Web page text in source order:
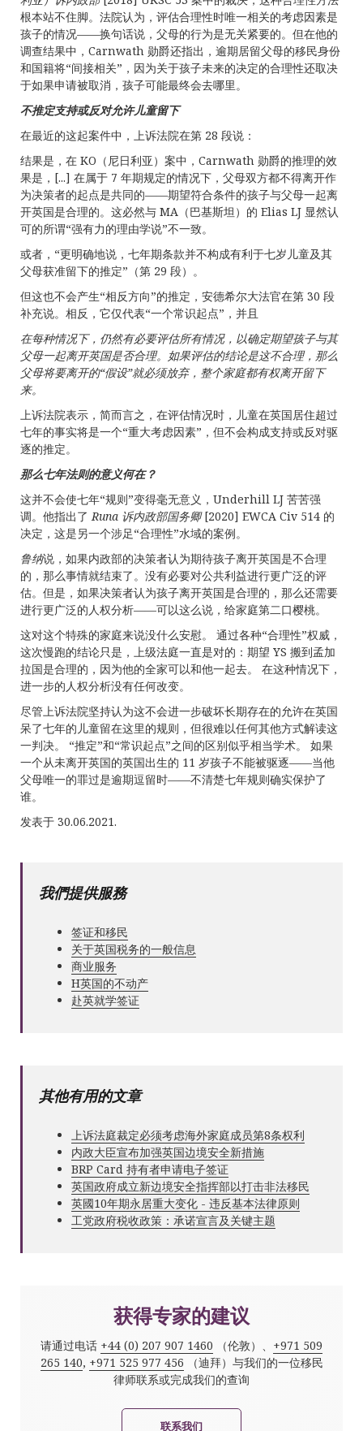
根本站不住脚。法院认为，评估合理性时唯一相关的考虑因素是
孩子的情况——换句话说，父母的行为是无关紧要的。但在他的
调查结果中，Carnwath 勋爵还指出，逾期居留父母的移民身份
和国籍将“间接相关”，因为关于孩子未来的决定的合理性还取决
于如果申请被取消，孩子可能最终会去哪里。
不推定支持或反对允许儿童留下
在最近的这起案件中，上诉法院在第 28 段说：
结果是，在 KO（尼日利亚）案中，Carnwath 勋爵的推理的效
果是，[...] 在属于 7 年期规定的情况下，父母双方都不得离开作
为决策者的起点是共同的——期望符合条件的孩子与父母一起离
开英国是合理的。这必然与 MA（巴基斯坦）的 Elias LJ 显然认
可的所谓“强有力的理由学说”不一致。
或者，“更明确地说，七年期条款并不构成有利于七岁儿童及其
父母获准留下的推定”（第 29 段）。
但这也不会产生“相反方向”的推定，安德希尔大法官在第 30 段
补充说。相反，它仅代表“一个常识起点”，并且
在每种情况下，仍然有必要评估所有情况，以确定期望孩子与其
父母一起离开英国是否合理。如果评估的结论是这不合理，那么
父母将要离开的“假设”就必须放弃，整个家庭都有权离开留下
来。
上诉法院表示，简而言之，在评估情况时，儿童在英国居住超过
七年的事实将是一个“重大考虑因素”，但不会构成支持或反对驱
逐的推定。
那么七年法则的意义何在？
这并不会使七年“规则”变得毫无意义，Underhill LJ 苦苦强
调。他指出了Runa 诉内政部国务卿[2020] EWCA Civ 514 的
决定，这是另一个涉足“合理性”水域的案例。
鲁纳说，如果内政部的决策者认为期待孩子离开英国是不合理
的，那么事情就结束了。没有必要对公共利益进行更广泛的评
估。但是，如果决策者认为孩子离开英国是合理的，那么还需要
进行更广泛的人权分析——可以这么说，给家庭第二口樱桃。
这对这个特殊的家庭来说没什么安慰。 通过各种“合理性”权威，
这次慢跑的结论只是，上级法庭一直是对的：期望 YS 搬到孟加
拉国是合理的，因为他的全家可以和他一起去。 在这种情况下，
进一步的人权分析没有任何改变。
尽管上诉法院坚持认为这不会进一步破坏长期存在的允许在英国
呆了七年的儿童留在这里的规则，但很难以任何其他方式解读这
一判决。 “推定”和“常识起点”之间的区别似乎相当学术。 如果
一个从未离开英国的英国出生的 11 岁孩子不能被驱逐——当他
父母唯一的罪过是逾期逗留时——不清楚七年规则确实保护了
谁。
发表于 30.06.2021.
我們提供服務
签证和移民
关于英国税务的一般信息
商业服务
Н英国的不动产
赴英就学签证
其他有用的文章
上诉法庭裁定必须考虑海外家庭成员第8条权利
内政大臣宣布加强英国边境安全新措施
BRP Card 持有者申请电子签证
英国政府成立新边境安全指挥部以打击非法移民
英國10年期永居重大变化 - 违反基本法律原则
工党政府税收政策：承诺宣言及关键主题
获得专家的建议
请通过电话 +44 (0) 207 907 1460 （伦敦）、 +971 509
265 140, +971 525 977 456 （迪拜）与我们的一位移民
律师联系或完成我们的查询
联系我们